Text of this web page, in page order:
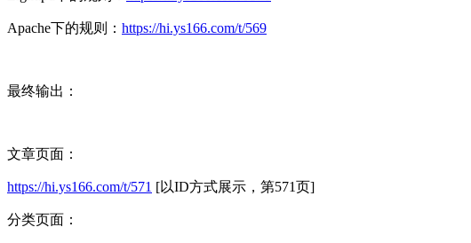
Apache下的规则： https://hi.ys166.com/t/569
最终输出：
文章页面：
https://hi.ys166.com/t/571 [以ID方式展示，第571页]
分类页面：